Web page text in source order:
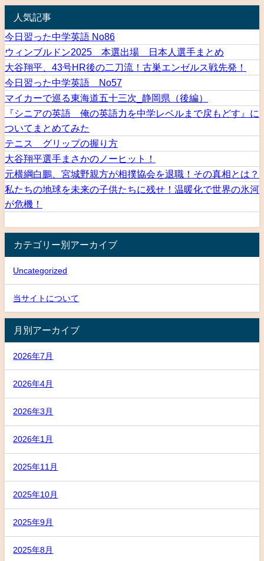
人気記事
今日習った中学英語 No86
ウィンブルドン2025 本選出場 日本人選手まとめ
大谷翔平、43号HR後の二刀流！古巣エンゼルス戦先発！
今日習った中学英語 No57
マイカーで巡る東海道五十三次_静岡県（後編）
『シニアの英語 俺の英語力を中学レベルまで戻もどす』に
ついてまとめてみた
テニス グリップの握り方
大谷翔平選手まさかのノーヒット！
元横綱白鵬、宮城野親方が相撲協会を退職！その真相とは？
私たちの地球を未来の子供たちに残せ！温暖化で世界の氷河
が危機！
カテゴリー別アーカイブ
Uncategorized
当サイトについて
月別アーカイブ
2026年7月
2026年4月
2026年3月
2026年1月
2025年11月
2025年10月
2025年9月
2025年8月